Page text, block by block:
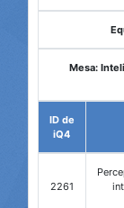
Mesa:
ID de
iQ4
2261